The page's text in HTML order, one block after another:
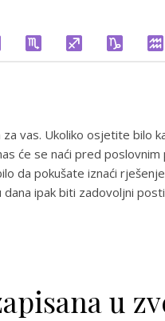
vas. Ukoliko osjetite bilo
će se naći pred
da pokušate iznaći
ipak biti zadovoljni
u